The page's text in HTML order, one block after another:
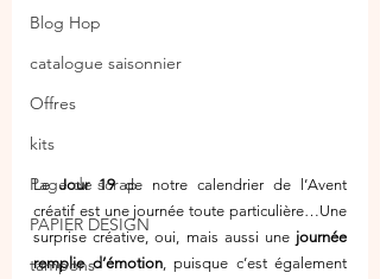
Blog Hop
catalogue saisonnier
Offres
kits
Page de scrap
PAPIER DESIGN
tampons
Le Jour 19 de notre calendrier de l’Avent
créatif est une journée toute particulière…Une
surprise créative, oui, mais aussi une journée
remplie d’émotion